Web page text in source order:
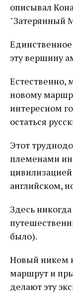
описывал
"Затерянный
эту вершину
Естественно,
новому
интересном
остаться
Этот
племенами
английском,
Здесь
было).
Новый никем
маршрут и
делают эту